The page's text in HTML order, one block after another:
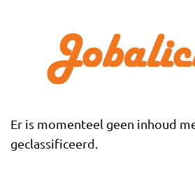
Er is momenteel geen inhoud
geclassificeerd.